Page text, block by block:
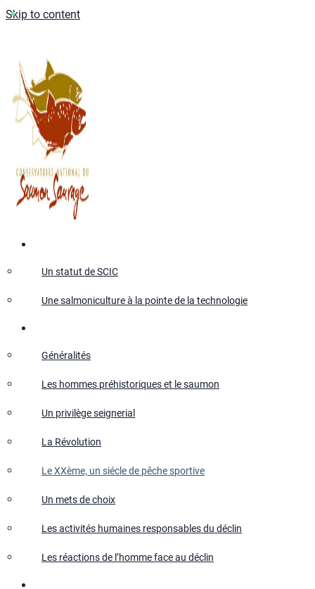
Skip to content
Un statut de SCIC
Une salmoniculture à la pointe de la technologie
Généralités
Les hommes préhistoriques et le saumon
Un privilège seignerial
La Révolution
Le XXème, un siécle de pêche sportive
Un mets de choix
Les activités humaines responsables du déclin
Les réactions de l’homme face au déclin